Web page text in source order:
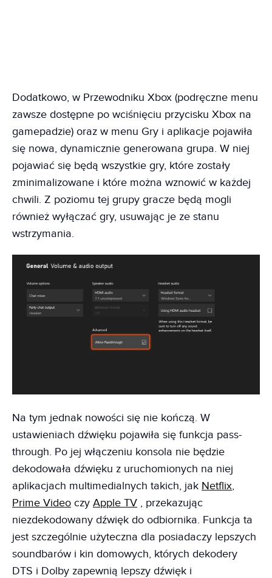
Dodatkowo, w Przewodniku Xbox (podręczne menu
zawsze dostępne po wciśnięciu przycisku Xbox na
gamepadzie) oraz w menu Gry i aplikacje pojawiła
się nowa, dynamicznie generowana grupa. W niej
pojawiać się będą wszystkie gry, które zostały
zminimalizowane i które można wznowić w każdej
chwili. Z poziomu tej grupy gracze będą mogli
również wyłączać gry, usuwając je ze stanu
wstrzymania.
Na tym jednak nowości się nie kończą. W
ustawieniach dźwięku pojawiła się funkcja pass-
through. Po jej włączeniu konsola nie będzie
dekodowała dźwięku z uruchomionych na niej
aplikacjach multimedialnych takich, jak Netflix,
Prime Video czy Apple TV , przekazując
niezdekodowany dźwięk do odbiornika. Funkcja ta
jest szczególnie użyteczna dla posiadaczy lepszych
soundbarów i kin domowych, których dekodery
DTS i Dolby zapewnią lepszy dźwięk i